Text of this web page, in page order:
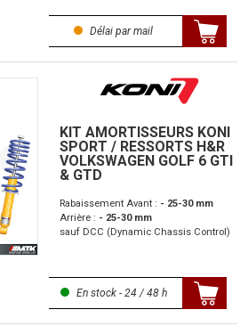
Délai par mail
KIT AMORTISSEURS KONI
SPORT / RESSORTS H&R
VOLKSWAGEN GOLF 6 GTI
& GTD
Rabaissement Avant : - 25-30 mm
Arrière : - 25-30 mm
sauf DCC (Dynamic Chassis Control)
En stock - 24 / 48 h